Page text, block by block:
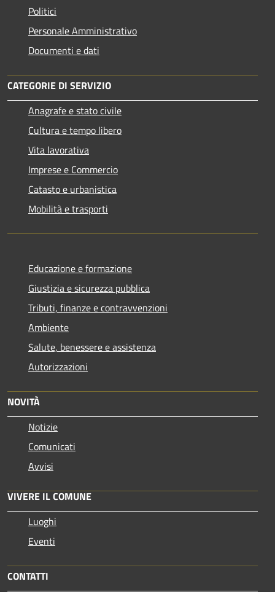
Politici
Personale Amministrativo
Documenti e dati
CATEGORIE DI SERVIZIO
Anagrafe e stato civile
Cultura e tempo libero
Vita lavorativa
Imprese e Commercio
Catasto e urbanistica
Mobilità e trasporti
Educazione e formazione
Giustizia e sicurezza pubblica
Tributi, finanze e contravvenzioni
Ambiente
Salute, benessere e assistenza
Autorizzazioni
NOVITÀ
Notizie
Comunicati
Avvisi
VIVERE IL COMUNE
Luoghi
Eventi
CONTATTI